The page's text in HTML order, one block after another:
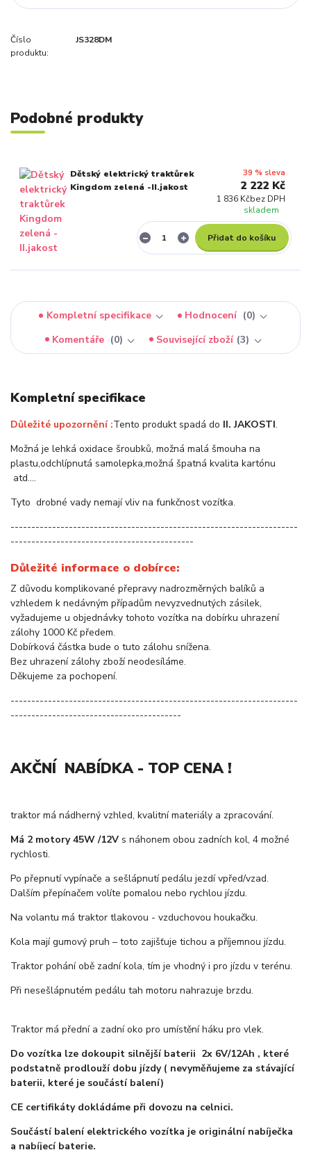
Číslo
produktu:
JS328DM
Podobné produkty
Dětský elektrický traktůrek
Kingdom zelená -II.jakost
39 % sleva
2 222 Kč
1 836 Kčbez DPH
skladem
Přidat do košíku
Kompletní specifikace Hodnocení
0
Komentáře
0 Související zboží 3
Kompletní specifikace
Důležité upozornění :Tento produkt spadá do II. JAKOSTI.
Možná je lehká oxidace šroubků, možná malá šmouha na
plastu,odchlípnutá samolepka,možná špatná kvalita kartónu
atd….
Tyto drobné vady nemají vliv na funkčnost vozítka.
---------------------------------------------------------------------
--------------------------------------------
Důležité informace o dobírce:
Z důvodu komplikované přepravy nadrozměrných balíků a
vzhledem k nedávným případům nevyzvednutých zásilek,
vyžadujeme u objednávky tohoto vozítka na dobírku uhrazení
zálohy 1000 Kč předem.
Dobírková částka bude o tuto zálohu snížena.
Bez uhrazení zálohy zboží neodesíláme.
Děkujeme za pochopení.
---------------------------------------------------------------------
-----------------------------------------
AKČNÍ NABÍDKA - TOP CENA !
traktor má nádherný vzhled, kvalitní materiály a zpracování.
Má 2 motory 45W /12V s náhonem obou zadních kol, 4 možné
rychlosti.
Po přepnutí vypínače a sešlápnutí pedálu jezdí vpřed/vzad.
Dalším přepínačem volíte pomalou nebo rychlou jízdu.
Na volantu má traktor tlakovou - vzduchovou houkačku.
Kola mají gumový pruh – toto zajišťuje tichou a příjemnou jízdu.
Traktor pohání obě zadní kola, tím je vhodný i pro jízdu v terénu.
Při nesešlápnutém pedálu tah motoru nahrazuje brzdu.
Traktor má přední a zadní oko pro umístění háku pro vlek.
Do vozítka lze dokoupit silnější baterii 2x 6V/12Ah , které
podstatně prodlouží dobu jízdy ( nevyměňujeme za stávající
baterii, které je součástí balení)
CE certifikáty dokládáme při dovozu na celnici.
Součástí balení elektrického vozítka je originální nabíječka
a nabíjecí baterie.